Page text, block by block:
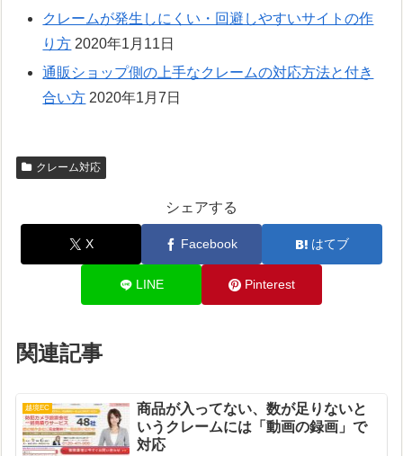
クレームが発生しにくい・回避しやすいサイトの作
り方 2020年1月11日
通販ショップ側の上手なクレームの対応方法と付き
合い方 2020年1月7日
クレーム対応
シェアする
X Facebook はてブ
LINE Pinterest
関連記事
越境EC
商品が入ってない、数が足りないと
いうクレームには「動画の録画」で
対応